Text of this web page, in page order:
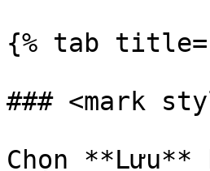
{% tab
### <mark
Chọn